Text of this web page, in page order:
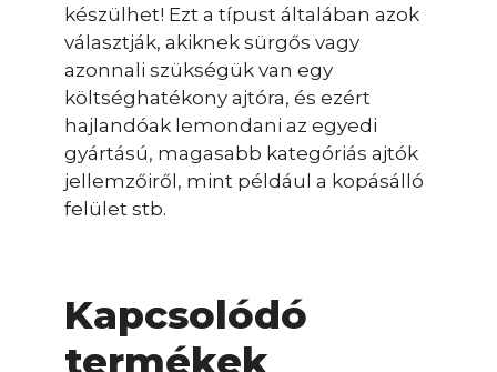
készülhet! Ezt a típust általában azok
választják, akiknek sürgős vagy
azonnali szükségük van egy
költséghatékony ajtóra, és ezért
hajlandóak lemondani az egyedi
gyártású, magasabb kategóriás ajtók
jellemzőiről, mint például a kopásálló
felület stb.
Kapcsolódó
termékek